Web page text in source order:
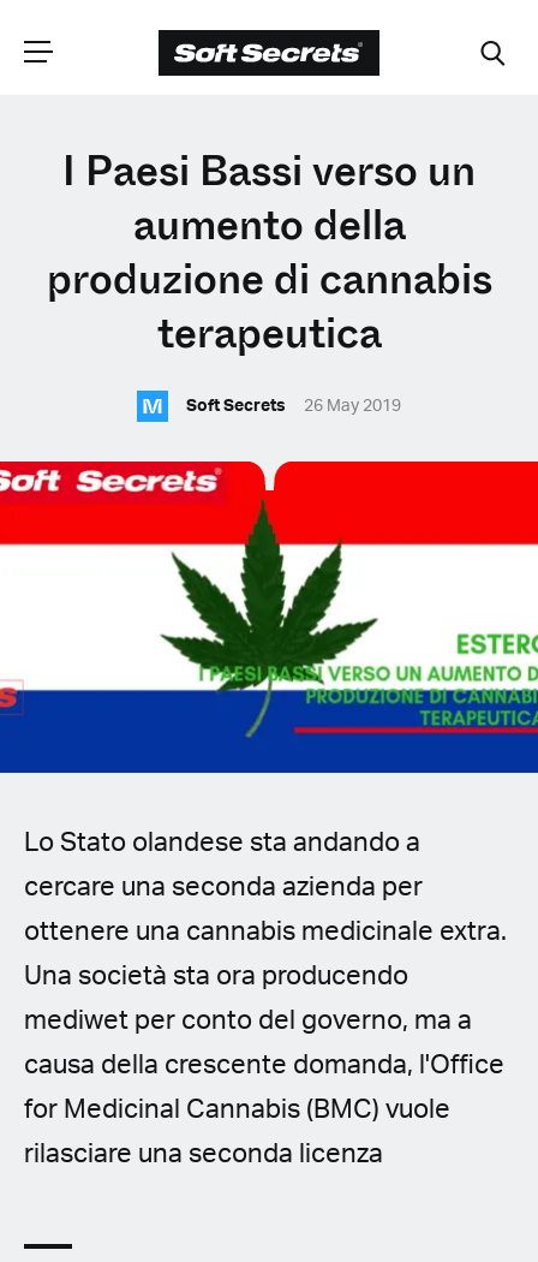
SCEGLI LA
TUA POSIZIONE
Dutch
English (United Kingdom)
English (United States)
Spanish (Spain)
Spanish (Latin America)
Polish
I Paesi Bassi verso un
aumento della
produzione di cannabis
terapeutica
M Soft Secrets 26 May 2019
Lo Stato olandese sta andando a
cercare una seconda azienda per
ottenere una cannabis medicinale extra.
Una società sta ora producendo
mediwet per conto del governo, ma a
causa della crescente domanda, l'Office
for Medicinal Cannabis (BMC) vuole
rilasciare una seconda licenza